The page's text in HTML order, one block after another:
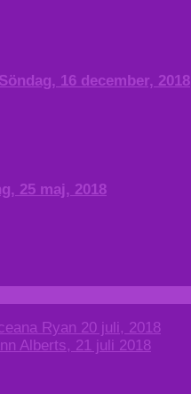
16 december, 2018
25 maj, 2018
Ryan 20 juli, 2018
Alberts, 21 juli 2018